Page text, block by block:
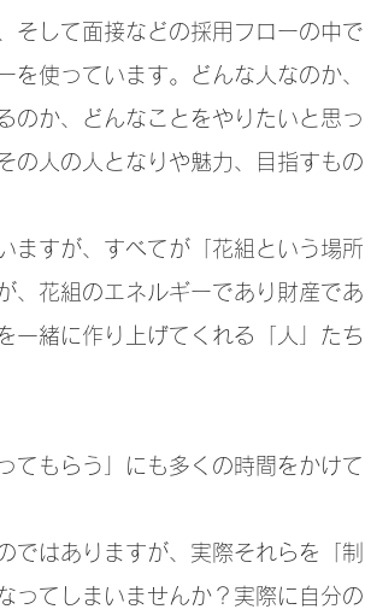
そして面接などの採用フローの中で
使っています。どんな人なのか、
のか、どんなことをやりたいと思っ
の人の人となりや魅力、目指すもの
ますが、すべてが「花組という場所
、花組のエネルギーであり財産であ
一緒に作り上げてくれる「人」たち
てもらう」にも多くの時間をかけて
ではありますが、実際それらを「制
ってしまいませんか？実際に自分の